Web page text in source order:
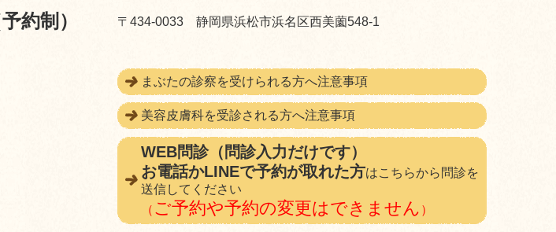
約制） 〒434-0033 静岡県浜松市浜名区西美薗548-1
まぶたの診察を受けられる方へ注意事項
美容皮膚科を受診される方へ注意事項
WEB問診（問診入力だけです）
お電話かLINEで予約が取れた方はこちらから問診を
送信してください
（ ご予約や予約の変更はできません ）